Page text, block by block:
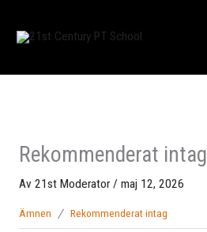
Rekommenderat intag
Av 21st Moderator/ maj 12, 2026
Ämnen Rekommenderat intag